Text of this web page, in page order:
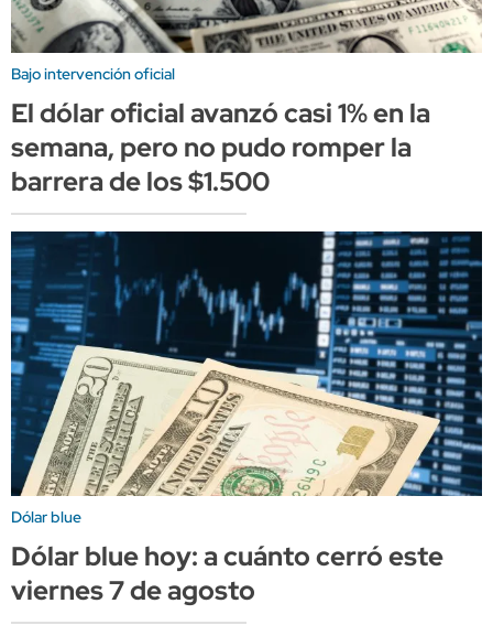
Bajo intervención oficial
El dólar oficial avanzó casi 1% en la
semana, pero no pudo romper la
barrera de los $1.500
Dólar blue
Dólar blue hoy: a cuánto cerró este
viernes 7 de agosto